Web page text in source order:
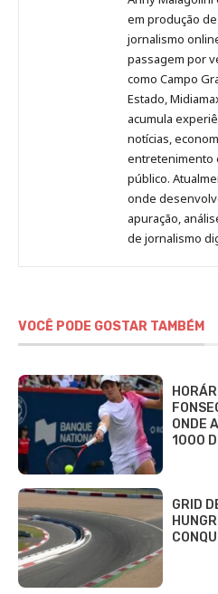
no
Pinterest
no
no
em produção
jornalismo
passagem por
como Campo
Estado,
acumula
notícias,
entretenimento
público.
onde
apuração,
de jornalismo
VOCÊ PODE GOSTAR TAMBÉM
ONDE
1000
GRID